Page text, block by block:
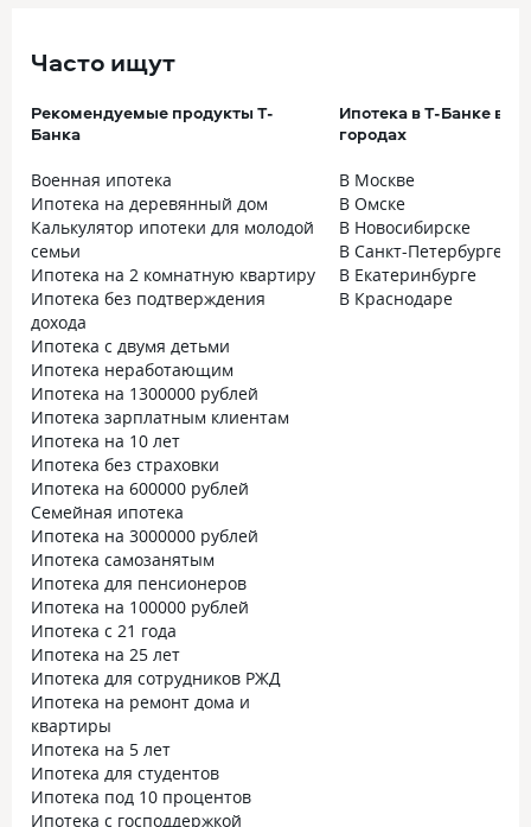
Часто ищут
Рекомендуемые продукты Т-
Банка
Военная ипотека
Ипотека на деревянный дом
Калькулятор ипотеки для молодой
семьи
Ипотека на 2 комнатную квартиру
Ипотека без подтверждения
дохода
Ипотека с двумя детьми
Ипотека неработающим
Ипотека на 1300000 рублей
Ипотека зарплатным клиентам
Ипотека на 10 лет
Ипотека без страховки
Ипотека на 600000 рублей
Семейная ипотека
Ипотека на 3000000 рублей
Ипотека самозанятым
Ипотека для пенсионеров
Ипотека на 100000 рублей
Ипотека с 21 года
Ипотека на 25 лет
Ипотека для сотрудников РЖД
Ипотека на ремонт дома и
квартиры
Ипотека на 5 лет
Ипотека для студентов
Ипотека под 10 процентов
Ипотека с господдержкой
Ипотека в Т-Банке в
городах
В Москве
В Омске
В Новосибирске
В Санкт-Петербурге
В Екатеринбурге
В Краснодаре